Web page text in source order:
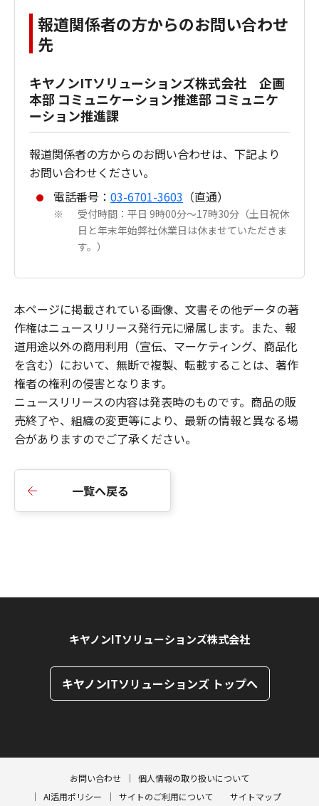
報道関係者の方からのお問い合わせ
先
キヤノンITソリューションズ株式会社 企画
本部 コミュニケーション推進部 コミュニケ
ーション推進課
報道関係者の方からのお問い合わせは、下記より
お問い合わせください。
電話番号： 03-6701-3603 （直通）
※
受付時間：平日 9時00分～17時30分（土日祝休
日と年末年始弊社休業日は休ませていただきま
す。）
本ページに掲載されている画像、文書その他データの著
作権はニュースリリース発行元に帰属します。また、報
道用途以外の商用利用（宣伝、マーケティング、商品化
を含む）において、無断で複製、転載することは、著作
権者の権利の侵害となります。
ニュースリリースの内容は発表時のものです。商品の販
売終了や、組織の変更等により、最新の情報と異なる場
合がありますのでご了承ください。
一覧へ戻る
キヤノンITソリューションズ株式会社
キヤノンITソリューションズ トップへ
お問い合わせ
個人情報の取り扱いについて
AI活用ポリシー
サイトのご利用について サイトマップ